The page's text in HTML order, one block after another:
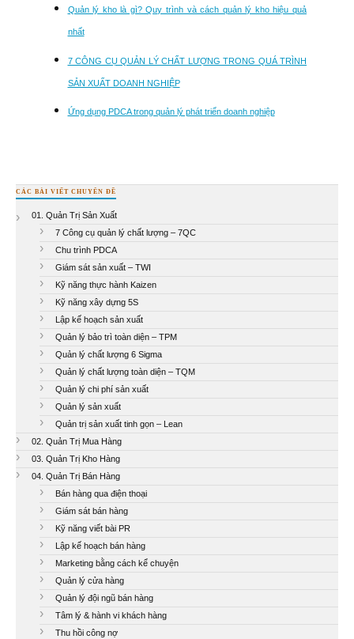
Quản lý kho là gì? Quy trình và cách quản lý kho hiệu quả
nhất
7 CÔNG CỤ QUẢN LÝ CHẤT LƯỢNG TRONG QUÁ TRÌNH
SẢN XUẤT DOANH NGHIỆP
Ứng dụng PDCA trong quản lý phát triển doanh nghiệp​
CÁC BÀI VIẾT CHUYÊN ĐỀ
01. Quản Trị Sản Xuất
7 Công cụ quản lý chất lượng – 7QC
Chu trình PDCA
Giám sát sản xuất – TWI
Kỹ năng thực hành Kaizen
Kỹ năng xây dựng 5S
Lập kế hoạch sản xuất
Quản lý bảo trì toàn diện – TPM
Quản lý chất lượng 6 Sigma
Quản lý chất lượng toàn diện – TQM
Quản lý chi phí sản xuất
Quản lý sản xuất
Quản trị sản xuất tinh gọn – Lean
02. Quản Trị Mua Hàng
03. Quản Trị Kho Hàng
04. Quản Trị Bán Hàng
Bán hàng qua điện thoại
Giám sát bán hàng
Kỹ năng viết bài PR
Lập kế hoạch bán hàng
Marketing bằng cách kể chuyện
Quản lý cửa hàng
Quản lý đội ngũ bán hàng
Tâm lý & hành vi khách hàng
Thu hồi công nợ